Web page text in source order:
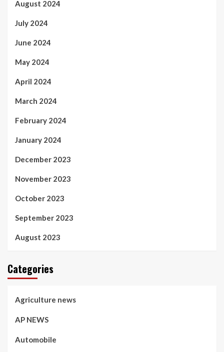
August 2024
July 2024
June 2024
May 2024
April 2024
March 2024
February 2024
January 2024
December 2023
November 2023
October 2023
September 2023
August 2023
Categories
Agriculture news
AP NEWS
Automobile